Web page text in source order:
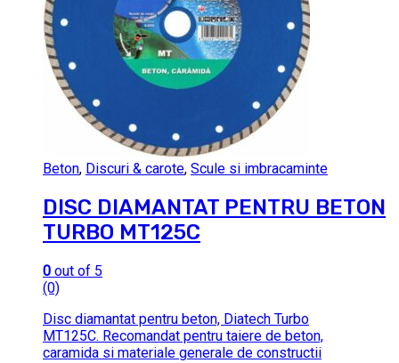
Beton, Discuri & carote, Scule si imbracaminte
DISC DIAMANTAT PENTRU BETON
TURBO MT125C
0 out of 5
(0)
Disc diamantat pentru beton, Diatech Turbo
MT125C. Recomandat pentru taiere de beton,
caramida si materiale generale de constructii